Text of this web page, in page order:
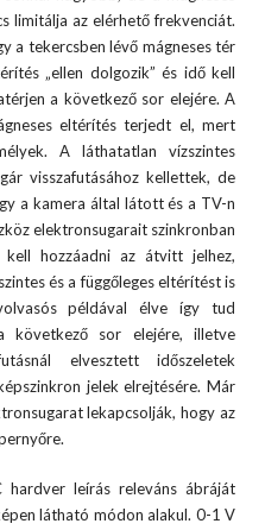
limitálja az elérhető frekvenciát.
a tekercsben lévő mágneses tér
„ellen dolgozik” és idő kell
a következő sor elejére. A
eltérítés terjedt el, mert
A láthatatlan vízszintes
visszafutásához kellettek, de
a kamera által látott és a TV-n
elektronsugarait szinkronban
kell hozzáadni az átvitt jelhez,
és a függőleges eltérítést is
példával élve így tud
következő sor elejére, illetve
elvesztett időszeletek
jelek elrejtésére. Már
lekapcsolják, hogy az
leírás releváns ábráját
látható módon alakul. 0-1 V